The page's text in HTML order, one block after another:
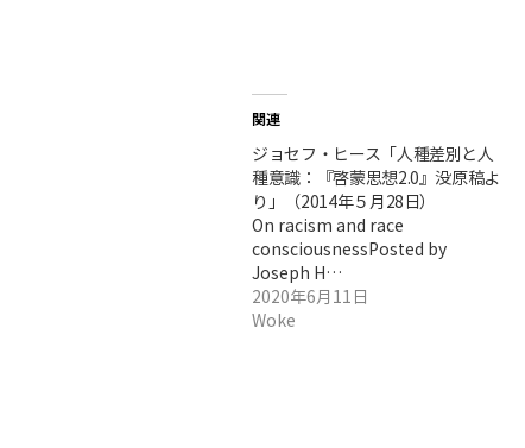
関連
ジョセフ・ヒース「人種差別と人
種意識：『啓蒙思想2.0』没原稿よ
り」（2014年５月28日）
On racism and race
consciousnessPosted by
Joseph H…
2020年6月11日
Woke